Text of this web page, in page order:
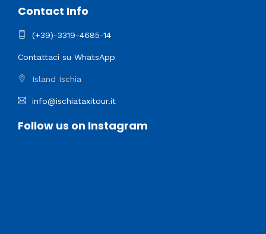
Contact Info
(+39)-3319-4685-14
Contattaci su WhatsApp
Island Ischia
info@ischiataxitour.it
Follow us on Instagram